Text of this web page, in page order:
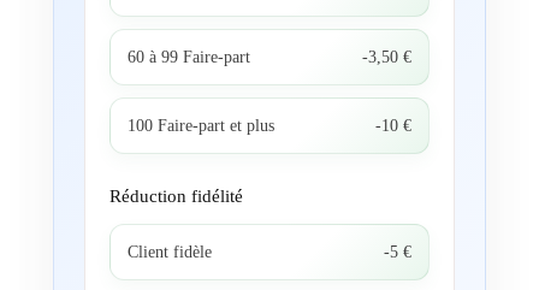
60 à 99 Faire-part -3,50 €
100 Faire-part et plus -10 €
Réduction fidélité
Client fidèle -5 €